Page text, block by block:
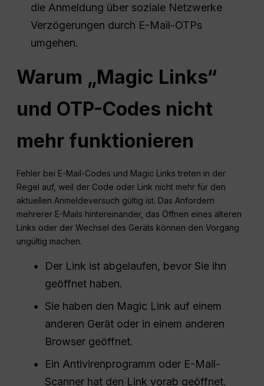
die Anmeldung über soziale Netzwerke
Verzögerungen durch E-Mail-OTPs
umgehen.
Warum „Magic Links“
und OTP-Codes nicht
mehr funktionieren
Fehler bei E-Mail-Codes und Magic Links treten in der
Regel auf, weil der Code oder Link nicht mehr für den
aktuellen Anmeldeversuch gültig ist. Das Anfordern
mehrerer E-Mails hintereinander, das Öffnen eines älteren
Links oder der Wechsel des Geräts können den Vorgang
ungültig machen.
Der Link ist abgelaufen, bevor Sie ihn
geöffnet haben.
Sie haben den Magic Link auf einem
anderen Gerät oder in einem anderen
Browser geöffnet.
Ein Antivirenprogramm oder E-Mail-
Scanner hat den Link vorab geöffnet.